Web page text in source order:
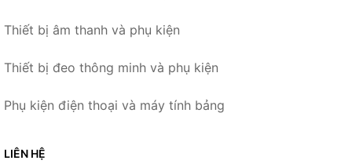
Thiết bị âm thanh và phụ kiện
Thiết bị đeo thông minh và phụ kiện
Phụ kiện điện thoại và máy tính bảng
LIÊN HỆ